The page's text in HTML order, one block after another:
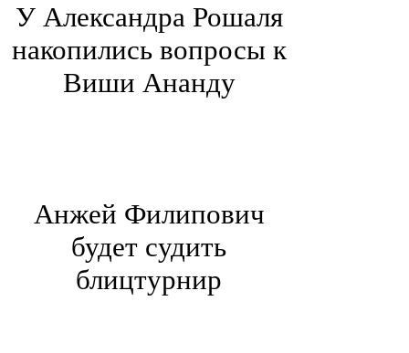
У Александра Рошаля
накопились вопросы к
Виши Ананду
Анжей Филипович
будет судить
блицтурнир